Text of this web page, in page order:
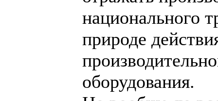
национального
природе
оборудования.